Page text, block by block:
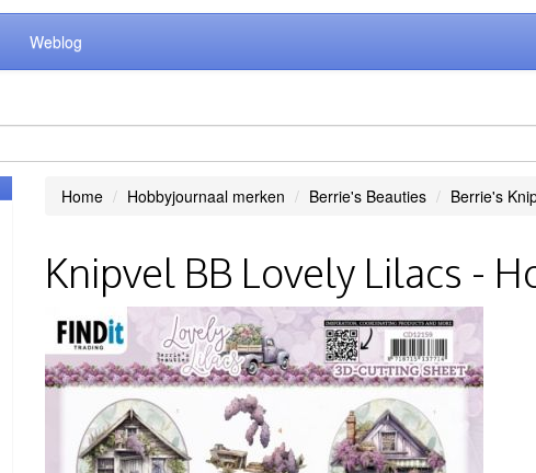
Weblog
Home Hobbyjournaal merken Berrie's Beauties Berrie's
Knipvel BB Lovely Lilacs -